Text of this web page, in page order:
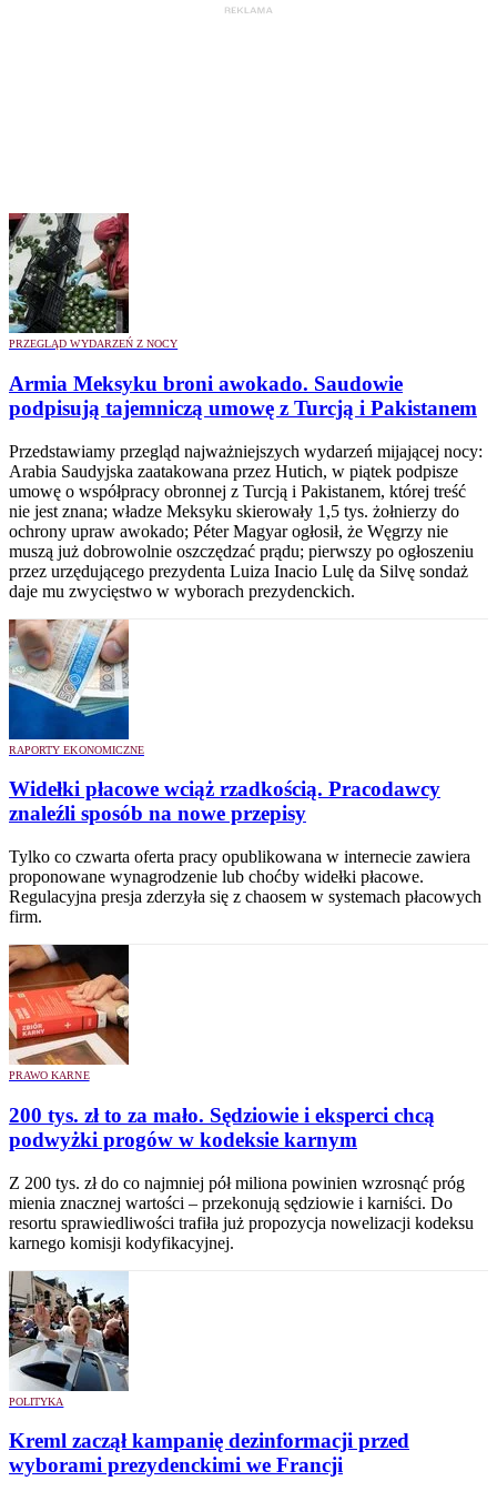
PRZEGLĄD WYDARZEŃ Z NOCY
Armia Meksyku broni awokado. Saudowie
podpisują tajemniczą umowę z Turcją i Pakistanem
Przedstawiamy przegląd najważniejszych wydarzeń mijającej nocy:
Arabia Saudyjska zaatakowana przez Hutich, w piątek podpisze
umowę o współpracy obronnej z Turcją i Pakistanem, której treść
nie jest znana; władze Meksyku skierowały 1,5 tys. żołnierzy do
ochrony upraw awokado; Péter Magyar ogłosił, że Węgrzy nie
muszą już dobrowolnie oszczędzać prądu; pierwszy po ogłoszeniu
przez urzędującego prezydenta Luiza Inacio Lulę da Silvę sondaż
daje mu zwycięstwo w wyborach prezydenckich.
RAPORTY EKONOMICZNE
Widełki płacowe wciąż rzadkością. Pracodawcy
znaleźli sposób na nowe przepisy
Tylko co czwarta oferta pracy opublikowana w internecie zawiera
proponowane wynagrodzenie lub choćby widełki płacowe.
Regulacyjna presja zderzyła się z chaosem w systemach płacowych
firm.
PRAWO KARNE
200 tys. zł to za mało. Sędziowie i eksperci chcą
podwyżki progów w kodeksie karnym
Z 200 tys. zł do co najmniej pół miliona powinien wzrosnąć próg
mienia znacznej wartości – przekonują sędziowie i karniści. Do
resortu sprawiedliwości trafiła już propozycja nowelizacji kodeksu
karnego komisji kodyfikacyjnej.
POLITYKA
Kreml zaczął kampanię dezinformacji przed
wyborami prezydenckimi we Francji